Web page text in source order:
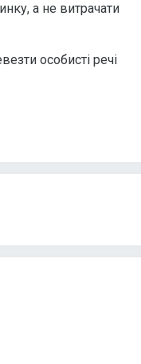
а не витрачати
особисті речі